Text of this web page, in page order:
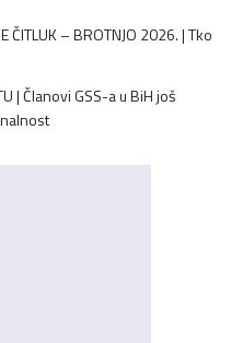
ČITLUK – BROTNJO 2026. | Tko
| Članovi GSS-a u BiH još